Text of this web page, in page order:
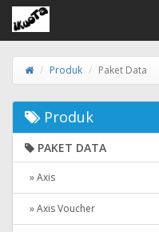
Produk Paket Data
Produk
PAKET DATA
» Axis
» Axis Voucher